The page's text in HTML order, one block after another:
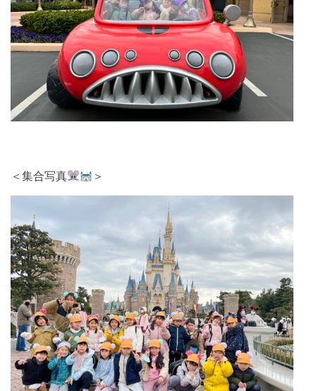
＜集合写真 ＞